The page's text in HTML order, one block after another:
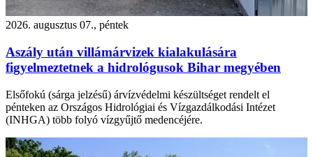
2026. augusztus 07., péntek
Aszály után villámárvizek kialakulására
figyelmeztetnek a hidrológusok Bihar megyében
Elsőfokú (sárga jelzésű) árvízvédelmi készültséget rendelt el
pénteken az Országos Hidrológiai és Vízgazdálkodási Intézet
(INHGA) több folyó vízgyűjtő medencéjére.